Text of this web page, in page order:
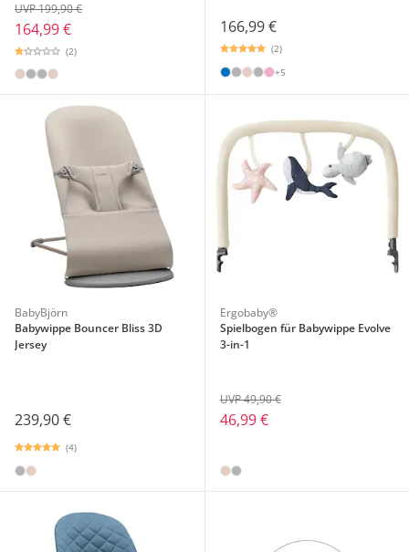
164,99 €
UVP 199,90 €
(2)
166,99 €
(2)
+5
BabyBjörn
Babywippe Bouncer Bliss 3D
Jersey
239,90 €
(4)
Ergobaby®
Spielbogen für Babywippe Evolve
3-in-1
46,99 €
UVP 49,90 €